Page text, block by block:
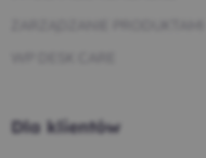
Dla klientów